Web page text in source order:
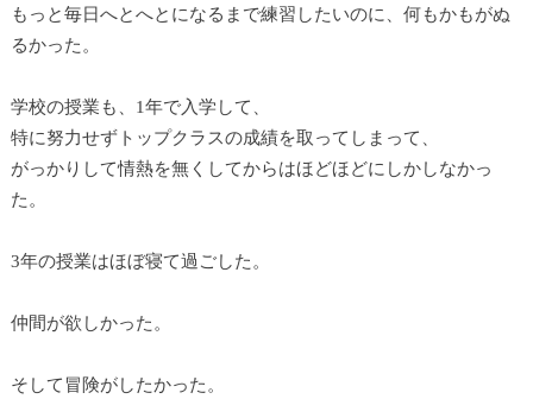
もっと毎日へとへとになるまで練習したいのに、何もかもがぬ
るかった。
学校の授業も、1年で入学して、
特に努力せずトップクラスの成績を取ってしまって、
がっかりして情熱を無くしてからはほどほどにしかしなかっ
た。
3年の授業はほぼ寝て過ごした。
仲間が欲しかった。
そして冒険がしたかった。